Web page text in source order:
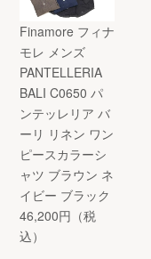
Finamore フィナ
モレ メンズ
PANTELLERIA
BALI C0650 パ
ンテッレリア バ
ーリ リネン ワン
ピースカラーシ
ャツ ブラウン ネ
イビー ブラック
46,200円（税
込）